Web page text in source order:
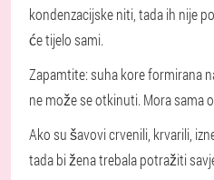
kondenzacijske niti, tada ih nije
će tijelo sami.
Zapamtite: suha kore formirana
ne može se otkinuti. Mora sama
Ako su šavovi crvenili, krvarili,
tada bi žena trebala potražiti